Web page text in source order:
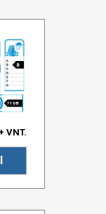
B
71 DB
VNT.